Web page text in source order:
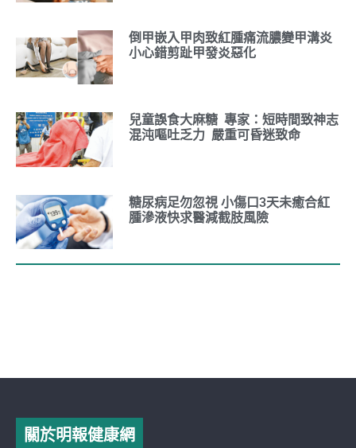
倒甲嵌入甲肉致紅腫痛流膿變甲溝炎
小心錯剪趾甲發炎惡化
兒童誤食大麻糖 專家：短時間致神志
混沌嘔吐乏力 嚴重可昏迷致命
糖尿病足勿忽視 小傷口3天未癒合紅
腫滲液快求醫減截肢風險
關於明報健康網